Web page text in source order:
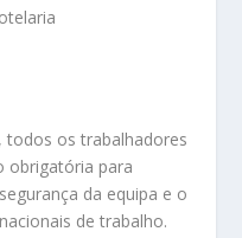
todos os trabalhadores
obrigatória para
da equipa e o
de trabalho.